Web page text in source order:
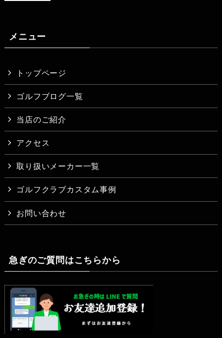
メニュー
トップページ
ゴルフブログ一覧
当店のご紹介
アクセス
取り扱いメーカー一覧
ゴルフクラブカスタム事例
お問い合わせ
急ぎのご質問はこちらから